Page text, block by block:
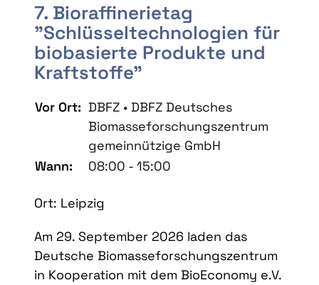
7. Bioraffinerietag
"Schlüsseltechnologien für
biobasierte Produkte und
Kraftstoffe"
Vor Ort: DBFZ • DBFZ Deutsches
Biomasseforschungszentrum
gemeinnützige GmbH
Wann:
08:00 - 15:00
Ort: Leipzig
Am 29. September 2026 laden das
Deutsche Biomasseforschungszentrum
in Kooperation mit dem BioEconomy e.V.